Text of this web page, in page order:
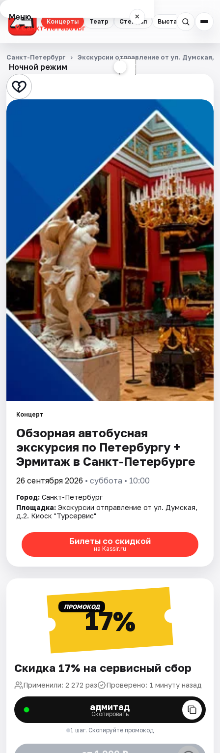
Концерты Театр Стендап Выставки
Меню ×
Санкт-Петербург
Концерты
Театр
Стендап
Города
Площадки
Артисты
Рейтинги
Ночной режим ☾
Санкт-Петербург Экскурсии отправление от ул. Думская,
Концерт
Обзорная автобусная
экскурсия по Петербургу +
Эрмитаж в Санкт-Петербурге
26 сентября 2026 • суббота • 10:00
Город: Санкт-Петербург
Площадка: Экскурсии отправление от ул. Думская,
д.2. Киоск "Турсервис"
Билеты со скидкой
на Kassir.ru
ПРОМОКОД17%
Скидка 17% на сервисный сбор
Применили: 2 272 раз Проверено: 1 минуту назад
адмитад
Скопировать
1 шаг. Скопируйте промокод